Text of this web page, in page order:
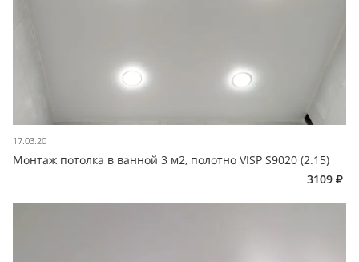
17.03.20
Монтаж потолка в ванной 3 м2, полотно VISP S9020 (2.15)
3109